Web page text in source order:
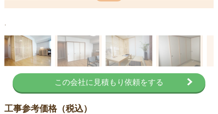
この会社に見積もり依頼をする
工事参考価格（税込）